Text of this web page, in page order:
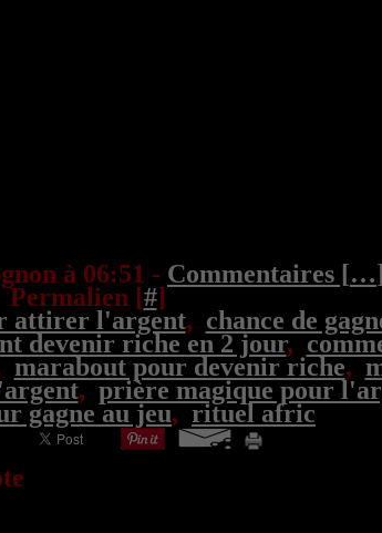
à 06:51 - Commentaires […]
Permalien [#]
attirer l'argent, chance de
devenir riche en 2 jour,
marabout pour devenir riche,
,prière magique pour
gagne au jeu,rituel afric